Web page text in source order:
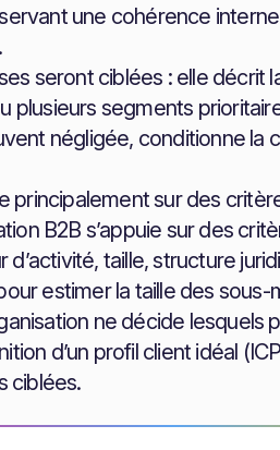
une cohérence
seront ciblées : elle décrit
plusieurs segments
négligée, conditionne la
principalement sur des
B2B s’appuie sur des
taille, structure
estimer la taille des sous-
ne décide lesquels
d’un profil client idéal
ciblées.